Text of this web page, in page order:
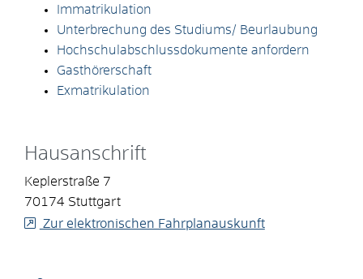
Immatrikulation
Unterbrechung des Studiums/ Beurlaubung
Hochschulabschlussdokumente anfordern
Gasthörerschaft
Exmatrikulation
Hausanschrift
Keplerstraße 7
70174 Stuttgart
Zur elektronischen Fahrplanauskunft